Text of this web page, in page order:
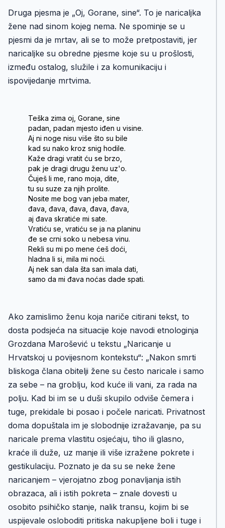
Druga pjesma je „Oj, Gorane, sine“. To je naricaljka
žene nad sinom kojeg nema. Ne spominje se u
pjesmi da je mrtav, ali se to može pretpostaviti, jer
naricaljke su obredne pjesme koje su u prošlosti,
između ostalog, služile i za komunikaciju i
ispovijedanje mrtvima.
Teška zima oj, Gorane, sine
padan, padan mjesto iđen u visine.
Aj ni noge nisu više što su bile
kad su nako kroz snig hodile.
Kaže dragi vratit ću se brzo,
pak je dragi drugu ženu uz'o.
Čuješ li me, rano moja, dite,
tu su suze za njih prolite.
Nosite me bog van jeba mater,
đava, đava, đava, đava, đava,
aj đava skratiće mi sate.
Vratiću se, vratiću se ja na planinu
đe se crni soko u nebesa vinu.
Rekli su mi po mene ćeš doći,
hladna li si, mila mi noći.
Aj nek san dala šta san imala dati,
samo da mi đava noćas dade spati.
Ako zamislimo ženu koja nariče citirani tekst, to
dosta podsjeća na situacije koje navodi etnologinja
Grozdana Marošević u tekstu „Naricanje u
Hrvatskoj u povijesnom kontekstu“: „Nakon smrti
bliskoga člana obitelji žene su često naricale i samo
za sebe – na groblju, kod kuće ili vani, za rada na
polju. Kad bi im se u duši skupilo odviše čemera i
tuge, prekidale bi posao i počele naricati. Privatnost
doma dopuštala im je slobodnije izražavanje, pa su
naricale prema vlastitu osjećaju, tiho ili glasno,
kraće ili duže, uz manje ili više izražene pokrete i
gestikulaciju. Poznato je da su se neke žene
naricanjem – vjerojatno zbog ponavljanja istih
obrazaca, ali i istih pokreta – znale dovesti u
osobito psihičko stanje, nalik transu, kojim bi se
uspijevale osloboditi pritiska nakupljene boli i tuge i